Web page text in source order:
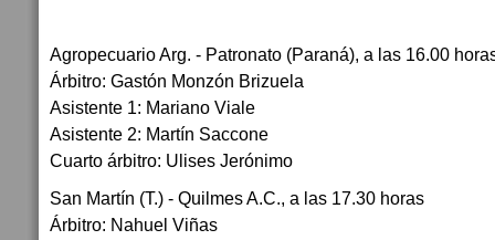
Agropecuario Arg. - Patronato (Paraná), a las 16.00
Árbitro: Gastón Monzón Brizuela
Asistente 1: Mariano Viale
Asistente 2: Martín Saccone
Cuarto árbitro: Ulises Jerónimo
San Martín (T.) - Quilmes A.C., a las 17.30 horas
Árbitro: Nahuel Viñas